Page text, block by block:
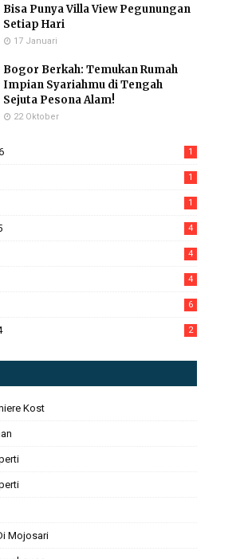
Bisa Punya Villa View Pegunungan
Setiap Hari
17 Januari
Bogor Berkah: Temukan Rumah
Impian Syariahmu di Tengah
Sejuta Pesona Alam!
22 Oktober
1
1
1
4
4
4
6
2
Kost
Mojosari